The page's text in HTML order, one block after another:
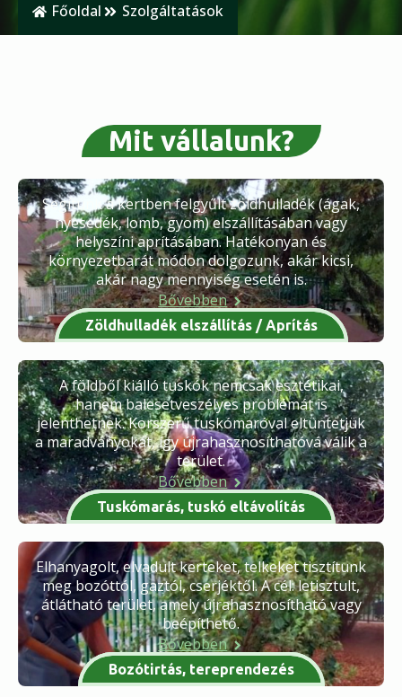
Főoldal Szolgáltatások
Mit vállalunk?
Segítünk a kertben felgyűlt zöldhulladék (ágak,
nyesedék, lomb, gyom) elszállításában vagy
helyszíni aprításában. Hatékonyan és
környezetbarát módon dolgozunk, akár kicsi,
akár nagy mennyiség esetén is.
Bővebben
Zöldhulladék elszállítás / Aprítás
A földből kiálló tuskók nemcsak esztétikai,
hanem balesetveszélyes problémát is
jelenthetnek. Korszerű tuskómaróval eltüntetjük
a maradványokat, így újrahasznosíthatóvá válik a
terület.
Bővebben
Tuskómarás, tuskó eltávolítás
Elhanyagolt, elvadult kerteket, telkeket tisztítunk
meg bozóttól, gaztól, cserjéktől. A cél: letisztult,
átlátható terület, amely újrahasznosítható vagy
beépíthető.
Bővebben
Bozótirtás, tereprendezés